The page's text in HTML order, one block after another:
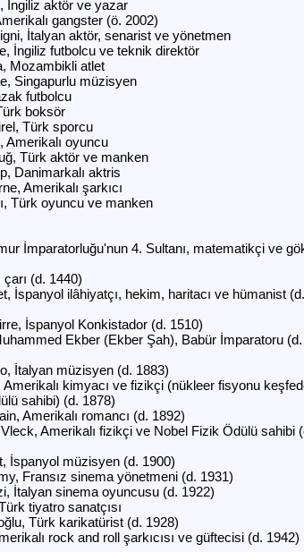
İngiliz aktör ve yazar
gangster (ö. 2002)
İtalyan aktör, senarist ve yönetmen
İngiliz futbolcu ve teknik direktör
Mozambikli atlet
Singapurlu müzisyen
futbolcu
boksör
Türk sporcu
Amerikalı oyuncu
Türk aktör ve manken
Danimarkalı aktris
Amerikalı şarkıcı
Türk oyuncu ve manken
İmparatorluğu'nun 4. Sultanı, matematikçi ve
(d. 1440)
İspanyol ilâhiyatçı, hekim, haritacı ve hümanist (d.
İspanyol Konkistador (d. 1510)
Ekber (Ekber Şah), Babür İmparatoru (d.
İtalyan müzisyen (d. 1883)
Amerikalı kimyacı ve fizikçi (nükleer fisyonu
sahibi) (d. 1878)
Amerikalı romancı (d. 1892)
Amerikalı fizikçi ve Nobel Fizik Ödülü sahibi
İspanyol müzisyen (d. 1900)
Fransız sinema yönetmeni (d. 1931)
İtalyan sinema oyuncusu (d. 1922)
tiyatro sanatçısı
Türk karikatürist (d. 1928)
rock and roll şarkıcısı ve güftecisi (d. 1942)